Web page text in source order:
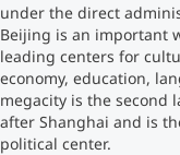
Technische
under the direct
Beijing is an important
leading centers for
economy, education,
megacity is the second
after Shanghai and is
political center.